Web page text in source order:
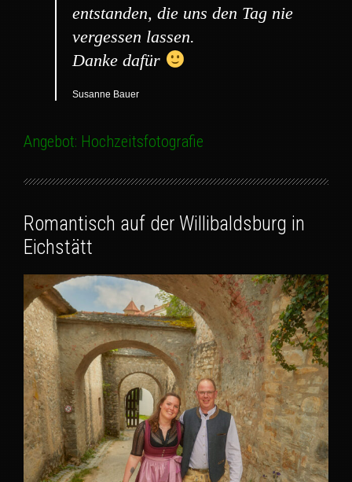
entstanden, die uns den Tag nie
vergessen lassen.
Danke dafür
Susanne Bauer
Angebot: Hochzeitsfotografie
Romantisch auf der Willibaldsburg in
Eichstätt